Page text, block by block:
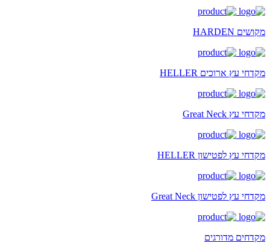
מקושים HARDEN
מקדחי עץ ארוכים HELLER
מקדחי עץ Great Neck
מקדחי עץ לפטישון HELLER
מקדחי עץ לפטישון Great Neck
מקדחים מדורגים